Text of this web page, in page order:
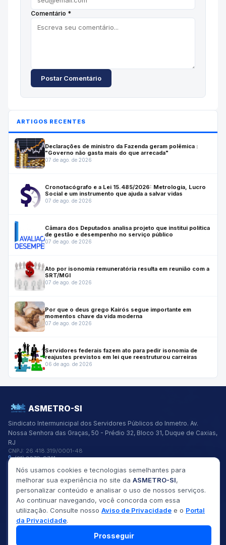
Comentário *
Postar Comentário
ARTIGOS RECENTES
Declarações de ministro da Fazenda geram polêmica :
"Governo não gasta mais do que arrecada"
07 de ago. de 2026
Cronotacógrafo e a Lei 15.485/2026: Metrologia, Lucro
Social e um instrumento que ajuda a salvar vidas
07 de ago. de 2026
Câmara dos Deputados analisa projeto que institui política
de gestão e desempenho no serviço público
07 de ago. de 2026
Ato por isonomia remuneratória resulta em reunião com a
SRT/MGI
07 de ago. de 2026
Por que o deus grego Kairós segue importante em
momentos chave da vida moderna
07 de ago. de 2026
Servidores federais fazem ato para pedir isonomia de
reajustes previstos em lei que reestruturou carreiras
06 de ago. de 2026
ASMETRO-SI
Sindicato Intermunicipal dos Servidores Públicos do Inmetro. Av.
Nossa Senhora das Graças, 50 - Prédio 32, Bloco 31, Duque de Caxias,
RJ
CNPJ: 26.418.319/0001-48
(21) 2679-9741
asmetro@asmetro.org.br
Links Rápidos
Institucional
Gestão
Saúde
Convênios
Fóruns
Seus Direitos
2026 ASMETRO-SI
Nós usamos cookies e tecnologias semelhantes para
melhorar sua experiência no site da ASMETRO-SI,
personalizar conteúdo e analisar o uso de nossos serviços.
Ao continuar navegando, você concorda com essa
utilização. Consulte nosso Aviso de Privacidade e o Portal
da Privacidade.
Prosseguir